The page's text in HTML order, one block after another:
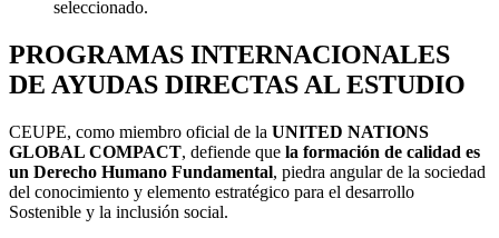
seleccionado.
PROGRAMAS INTERNACIONALES
DE AYUDAS DIRECTAS AL ESTUDIO
CEUPE, como miembro oficial de la UNITED NATIONS
GLOBAL COMPACT, defiende que la formación de calidad es
un Derecho Humano Fundamental, piedra angular de la sociedad
del conocimiento y elemento estratégico para el desarrollo
Sostenible y la inclusión social.